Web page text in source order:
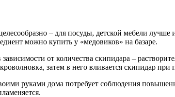
– для посуды, детской мебели
можно купить у «медовиков» на базаре.
от количества скипидара –
затем в него вливается скипидар
руками дома потребует соблюдения